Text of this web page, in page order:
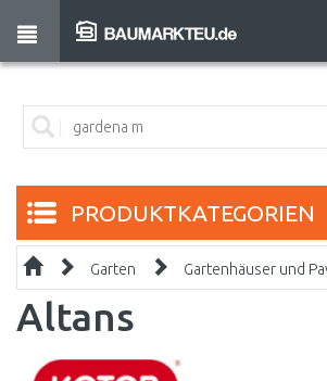
PRODUKTKATEGORIEN
Garten Gartenhäuser und
Altans